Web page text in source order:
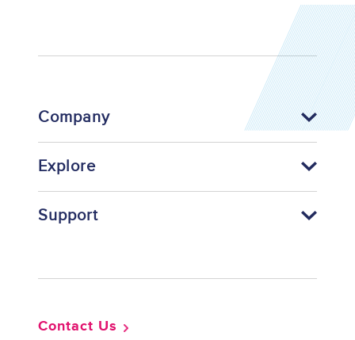
Company
Explore
Support
Contact Us